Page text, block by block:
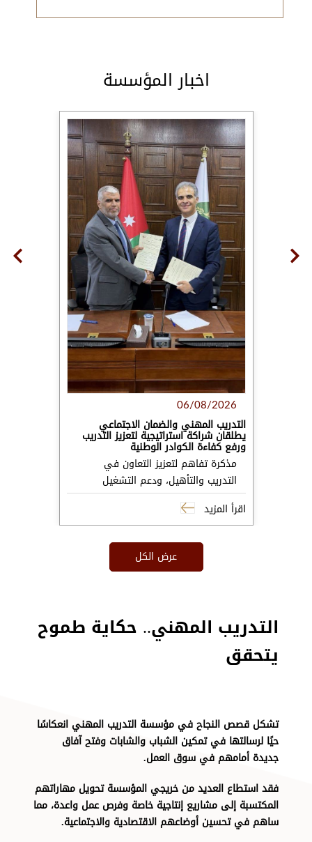
اخبار المؤسسة
06/08/2026
التدريب المهني والضمان الاجتماعي
يطلقان شراكة استراتيجية لتعزيز التدريب
ورفع كفاءة الكوادر الوطنية
مذكرة تفاهم لتعزيز التعاون في
التدريب والتأهيل، ودعم التشغيل
اقرأ المزيد
عرض الكل
التدريب المهني.. حكاية طموح
يتحقق​​​​​​​
تشكل قصص النجاح في مؤسسة التدريب المهني انعكاسًا
حيًا لرسالتها في تمكين الشباب والشابات وفتح آفاق
جديدة أمامهم في سوق العمل.
فقد استطاع العديد من خريجي المؤسسة تحويل مهاراتهم
المكتسبة إلى مشاريع إنتاجية خاصة وفرص عمل واعدة، مما
ساهم في تحسين أوضاعهم الاقتصادية والاجتماعية.